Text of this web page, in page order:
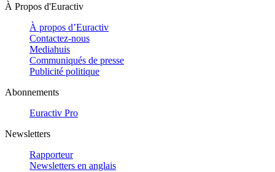
À Propos d'Euractiv
À propos d’Euractiv
Contactez-nous
Mediahuis
Communiqués de presse
Publicité politique
Abonnements
Euractiv Pro
Newsletters
Rapporteur
Newsletters en anglais